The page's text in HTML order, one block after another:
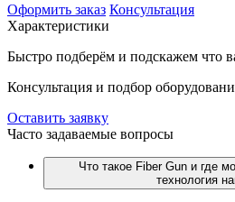
Оформить заказ Консультация
Характеристики
Быстро подберём и подскажем что
Консультация и подбор
Оставить заявку
Часто задаваемые вопросы
Что такое Fiber Gun и где
технология